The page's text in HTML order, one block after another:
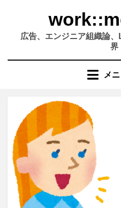
広告、エンジニア組織論
界
メ